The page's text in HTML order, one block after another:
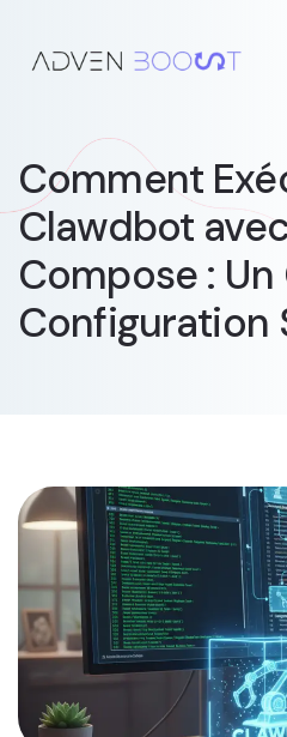
Comment
Clawdbot
Compose :
Configuration